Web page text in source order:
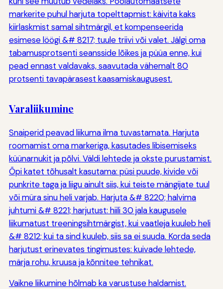
markerite puhul harjuta topelttapmist: käivita kaks
kiirlaskmist samal sihtmärgil, et kompenseerida
esimese löögi &# 8217; tuule triivi või valet. Jälgi oma
tabamusprotsenti seansside lõikes ja püüa enne, kui
pead ennast valdavaks, saavutada vähemalt 80
protsenti tavapärasest kaasamiskaugusest.
Varaliikumine
Snaiperid peavad liikuma ilma tuvastamata. Harjuta
roomamist oma markeriga, kasutades libisemiseks
küünarnukit ja põlvi. Väldi lehtede ja okste purustamist.
Õpi katet tõhusalt kasutama: püsi puude, kivide või
punkrite taga ja liigu ainult siis, kui teiste mängijate tuul
või müra sinu heli varjab. Harjuta &# 8220; halvima
juhtumi &# 8221; harjutust: hiili 30 jala kaugusele
liikumatust treeningsihtmärgist, kui vaatleja kuuleb heli
&# 8212; kui ta sind kuuleb, siis sa ei suuda. Korda seda
harjutust erinevates tingimustes: kuivade lehtede,
märja rohu, kruusa ja kõnnitee tehnikat.
Vaikne liikumine hõlmab ka varustuse haldamist.